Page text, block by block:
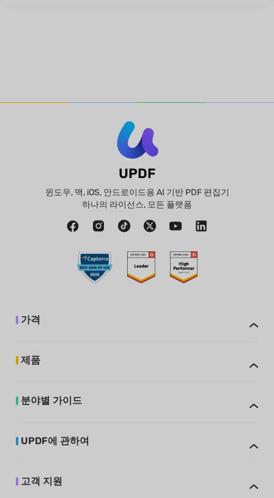
UPDF
윈도우, 맥, iOS, 안드로이드용 AI 기반 PDF 편집기
하나의 라이선스, 모든 플랫폼
가격
제품
분야별 가이드
UPDF에 관하여
고객 지원